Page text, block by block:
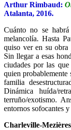
Arthur Rimbaud:
Atalanta, 2016.
Cuánto no se
melancolía. Hasta
quiso ver en su
Sin llegar a esas
ciudades por las
quien probablemente
familia
Dinámica huída/
terruño/exotismo.
entornos sofocantes
Charleville-Mezières